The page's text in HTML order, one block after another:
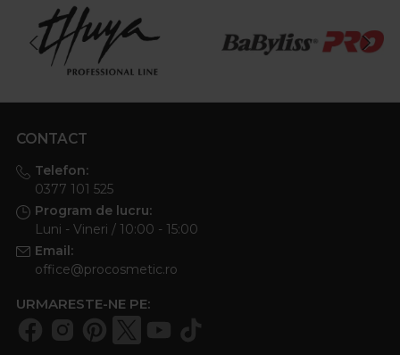
CONTACT
Telefon:
0377 101 525
Program de lucru:
Luni - Vineri / 10:00 - 15:00
Email:
office@procosmetic.ro
URMARESTE-NE PE: